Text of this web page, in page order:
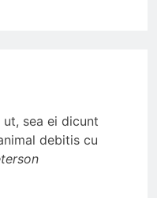
sea ei dicunt
debitis cu